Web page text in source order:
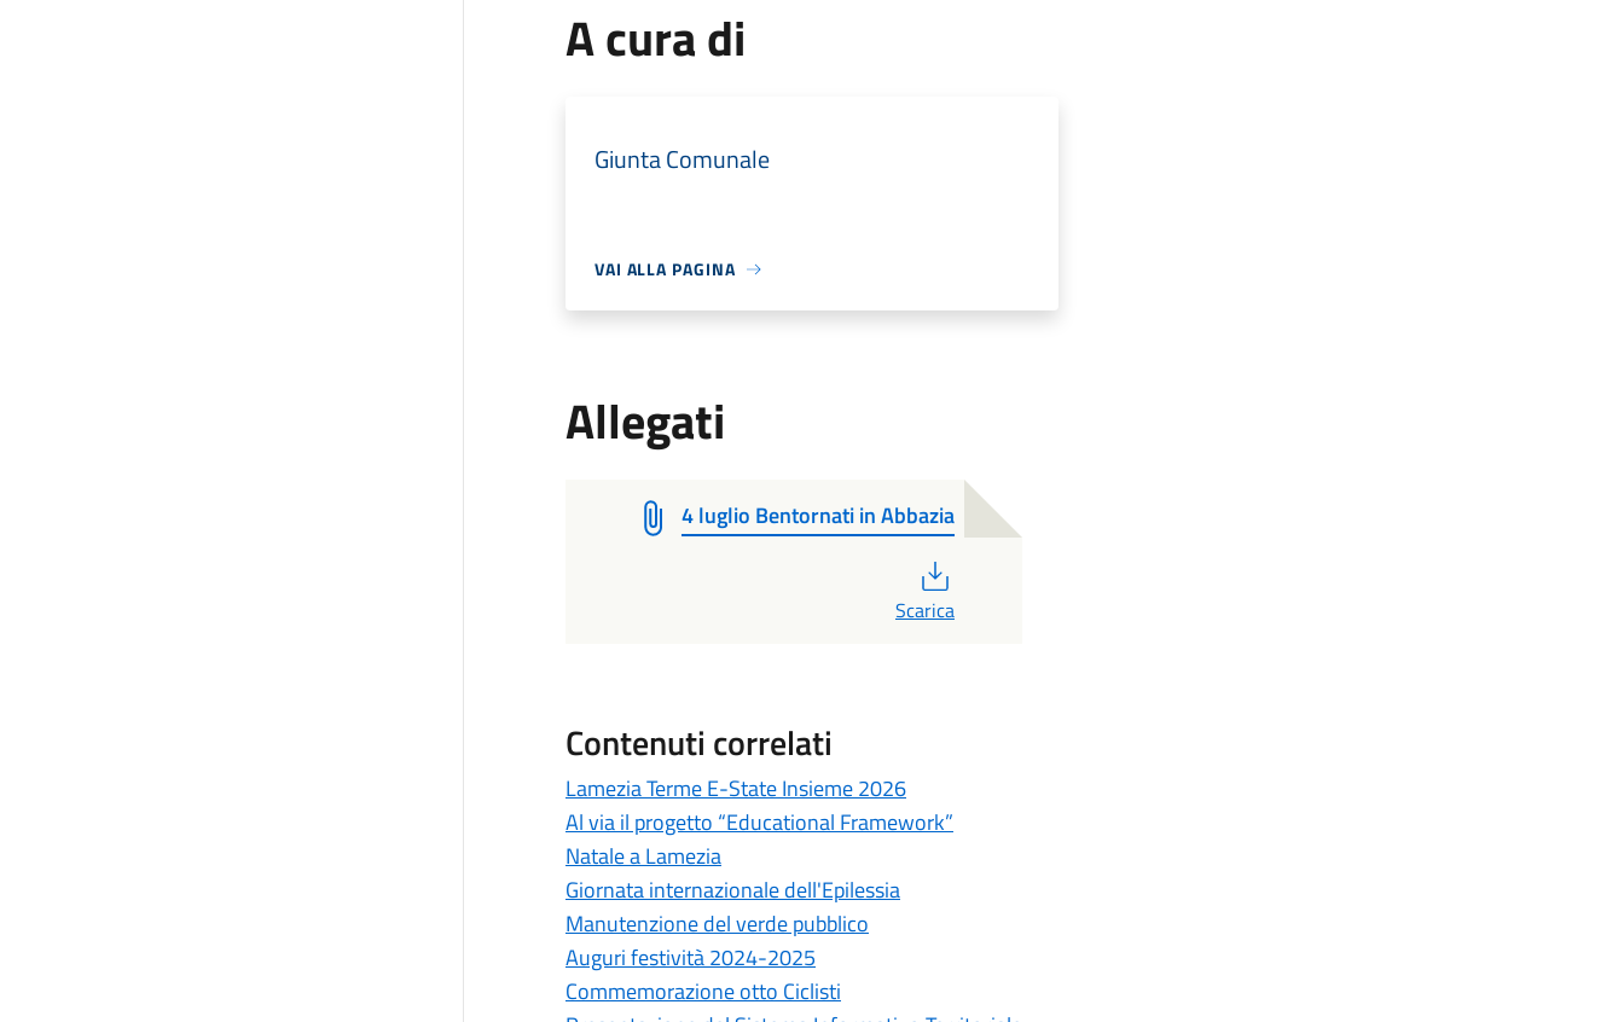
A cura di
Giunta Comunale
VAI ALLA PAGINA
Allegati
4 luglio Bentornati in Abbazia
Scarica
Contenuti correlati
Lamezia Terme E-State Insieme 2026
Al via il progetto “Educational Framework”
Natale a Lamezia
Giornata internazionale dell'Epilessia
Manutenzione del verde pubblico
Auguri festività 2024-2025
Commemorazione otto Ciclisti